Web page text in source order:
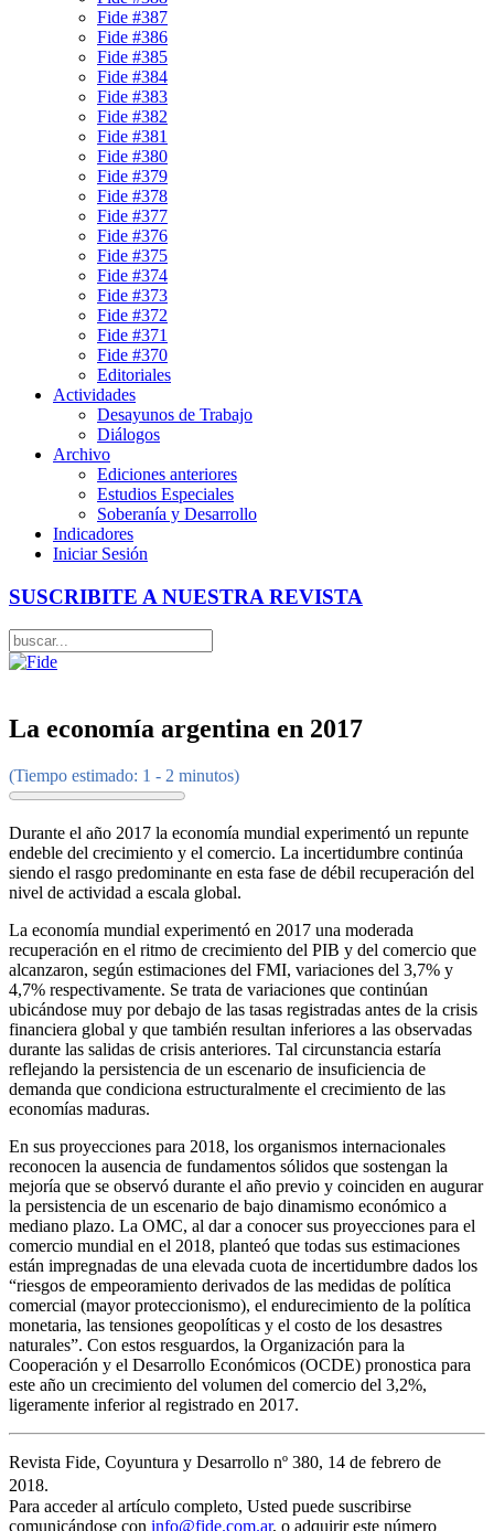
Fide #387
Fide #386
Fide #385
Fide #384
Fide #383
Fide #382
Fide #381
Fide #380
Fide #379
Fide #378
Fide #377
Fide #376
Fide #375
Fide #374
Fide #373
Fide #372
Fide #371
Fide #370
Editoriales
Actividades
Desayunos de Trabajo
Diálogos
Archivo
Ediciones anteriores
Estudios Especiales
Soberanía y Desarrollo
Indicadores
Iniciar Sesión
SUSCRIBITE A NUESTRA REVISTA
La economía argentina en 2017
(Tiempo estimado: 1 - 2 minutos)
Durante el año 2017 la economía mundial experimentó un repunte
endeble del crecimiento y el comercio. La incertidumbre continúa
siendo el rasgo predominante en esta fase de débil recuperación del
nivel de actividad a escala global.
La economía mundial experimentó en 2017 una moderada
recuperación en el ritmo de crecimiento del PIB y del comercio que
alcanzaron, según estimaciones del FMI, variaciones del 3,7% y
4,7% respectivamente. Se trata de variaciones que continúan
ubicándose muy por debajo de las tasas registradas antes de la crisis
financiera global y que también resultan inferiores a las observadas
durante las salidas de crisis anteriores. Tal circunstancia estaría
reflejando la persistencia de un escenario de insuficiencia de
demanda que condiciona estructuralmente el crecimiento de las
economías maduras.
En sus proyecciones para 2018, los organismos internacionales
reconocen la ausencia de fundamentos sólidos que sostengan la
mejoría que se observó durante el año previo y coinciden en augurar
la persistencia de un escenario de bajo dinamismo económico a
mediano plazo. La OMC, al dar a conocer sus proyecciones para el
comercio mundial en el 2018, planteó que todas sus estimaciones
están impregnadas de una elevada cuota de incertidumbre dados los
“riesgos de empeoramiento derivados de las medidas de política
comercial (mayor proteccionismo), el endurecimiento de la política
monetaria, las tensiones geopolíticas y el costo de los desastres
naturales”. Con estos resguardos, la Organización para la
Cooperación y el Desarrollo Económicos​ (OCDE) pronostica para
este año un crecimiento del volumen del comercio del 3,2%,
ligeramente inferior al registrado en 2017.
Revista Fide, Coyuntura y Desarrollo nº 380, 14 de febrero de
2018.
Para acceder al artículo completo, Usted puede suscribirse
comunicándose con info@fide.com.ar, o adquirir este número